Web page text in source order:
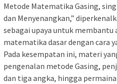
Metode Matematika Gasing,
dan Menyenangkan,”
sebagai upaya untuk
matematika dasar dengan cara
Pada kesempatan ini, materi
pengenalan metode Gasing,
dan tiga angka, hingga